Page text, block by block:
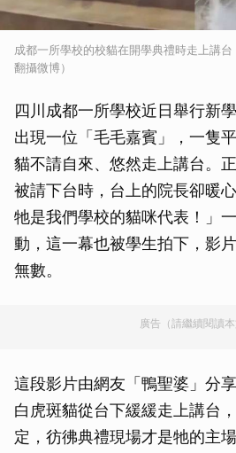
成都一所學校的校貓在開學典禮時走上講
翻攝微博）
四川成都一所學校近日舉行新
出現一位「毛毛嘉賓」，一隻
貓不請自來、悠然走上講台。
被請下台時，台上的院長卻暖
牠是我們學校的貓咪代表！」
動，這一幕也被學生拍下，影
無數。
廣告（請繼續閱讀本
這段影片由網友「鴨聖婆」分
白虎斑貓從台下緩緩走上講台
定，彷彿典禮現場才是牠的主